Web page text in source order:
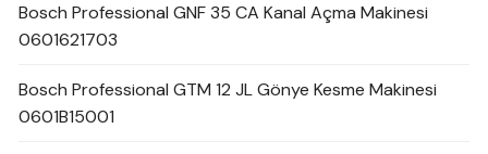
Bosch Professional GNF 35 CA Kanal Açma Makinesi
0601621703
Bosch Professional GTM 12 JL Gönye Kesme Makinesi
0601B15001